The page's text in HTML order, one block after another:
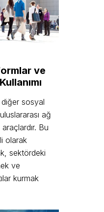
ve
sosyal
ağ
Bu
olarak
sektördeki
ve
kurmak